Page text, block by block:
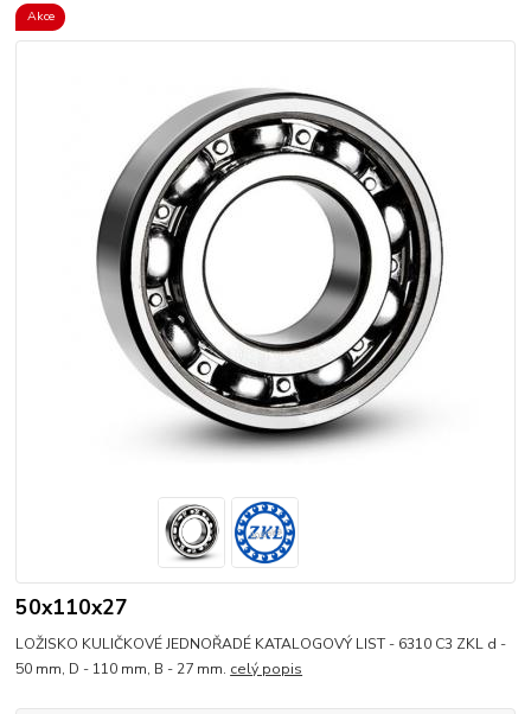
Akce
50x110x27
LOŽISKO KULIČKOVÉ JEDNOŘADÉ KATALOGOVÝ LIST - 6310 C3 ZKL d -
50 mm, D - 110 mm, B - 27 mm. celý popis